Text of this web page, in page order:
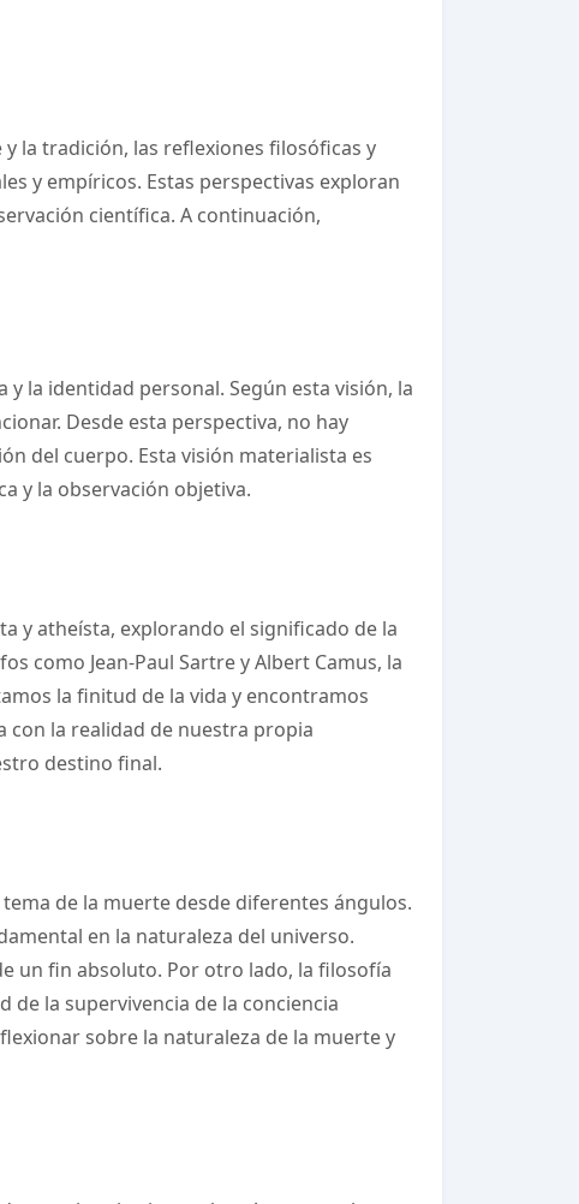
la tradición, las reflexiones filosóficas y
y empíricos. Estas perspectivas exploran
científica. A continuación,
la identidad personal. Según esta visión, la
Desde esta perspectiva, no hay
del cuerpo. Esta visión materialista es
y la observación objetiva.
y atheísta, explorando el significado de la
como Jean-Paul Sartre y Albert Camus, la
la finitud de la vida y encontramos
la realidad de nuestra propia
destino final.
de la muerte desde diferentes ángulos.
en la naturaleza del universo.
un fin absoluto. Por otro lado, la filosofía
la supervivencia de la conciencia
sobre la naturaleza de la muerte y